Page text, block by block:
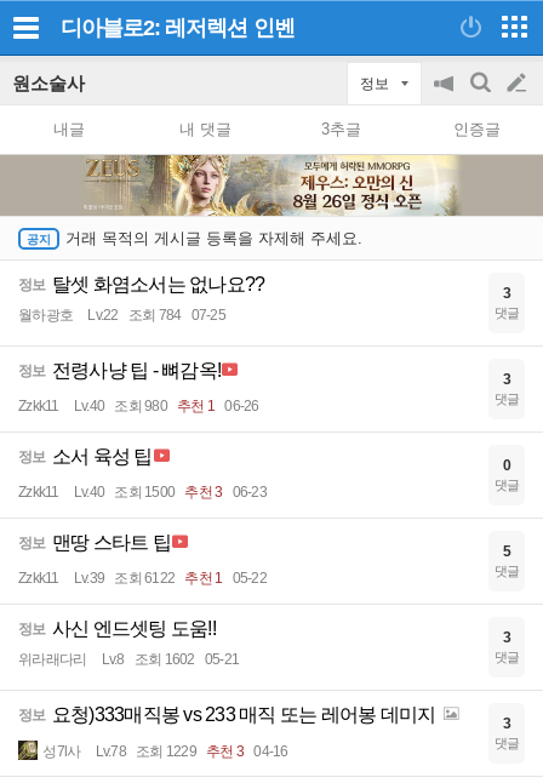
디아블로2: 레저렉션 인벤
원소술사 정보
공
on/off
검
색
글
쓰
내글 내 댓글 3추글 인증글
거래 목적의 게시글 등록을 자제해 주세요.
정보 탈셋 화염소서는 없나요??
월하광호 Lv.22 조회 784 07-25
3
댓글
정보 전령사냥 팁 - 뼈감옥!
Zzkk11 Lv.40 조회 980 추천 1 06-26
3
댓글
정보 소서 육성 팁
Zzkk11 Lv.40 조회 1500 추천 3 06-23
0
댓글
정보 맨땅 스타트 팁
Zzkk11 Lv.39 조회 6122 추천 1 05-22
5
댓글
정보 사신 엔드셋팅 도움!!
위라래다리 Lv.8 조회 1602 05-21
3
댓글
정보 요청)333매직봉 vs 233 매직 또는 레어봉 데미지
성7l사 Lv.78 조회 1229 추천 3 04-16
3
댓글